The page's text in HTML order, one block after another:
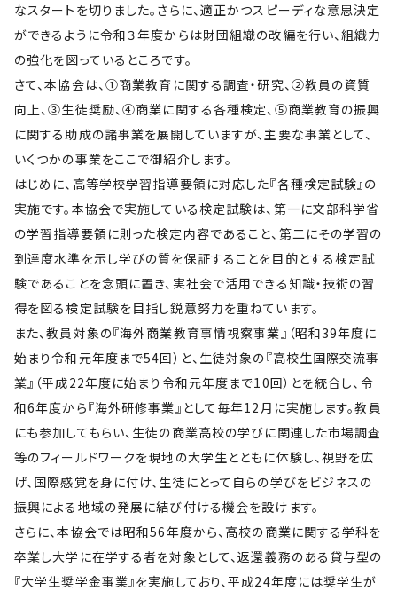
なスタートを切りました。さらに、適正かつスピーディな意思決定
ができるように令和３年度からは財団組織の改編を行い、組織力
の強化を図っているところです。
さて、本協会は、①商業教育に関する調査・研究、②教員の資質
向上、③生徒奨励、④商業に関する各種検定、⑤商業教育の振興
に関する助成の諸事業を展開していますが、主要な事業として、
いくつかの事業をここで御紹介します。
はじめに、高等学校学習指導要領に対応した『各種検定試験』の
実施です。本協会で実施している検定試験は、第一に文部科学省
の学習指導要領に則った検定内容であること、第二にその学習の
到達度水準を示し学びの質を保証することを目的とする検定試
験であることを念頭に置き、実社会で活用できる知識・技術の習
得を図る検定試験を目指し鋭意努力を重ねています。
また、教員対象の『海外商業教育事情視察事業』（昭和39年度に
始まり令和元年度まで54回）と、生徒対象の『高校生国際交流事
業』（平成22年度に始まり令和元年度まで10回）とを統合し、令
和6年度から『海外研修事業』として毎年12月に実施します。教員
にも参加してもらい、生徒の商業高校の学びに関連した市場調査
等のフィールドワークを現地の大学生とともに体験し、視野を広
げ、国際感覚を身に付け、生徒にとって自らの学びをビジネスの
振興による地域の発展に結び付ける機会を設けます。
さらに、本協会では昭和56年度から、高校の商業に関する学科を
卒業し大学に在学する者を対象として、返還義務のある貸与型の
『大学生奨学金事業』を実施しており、平成24年度には奨学生が